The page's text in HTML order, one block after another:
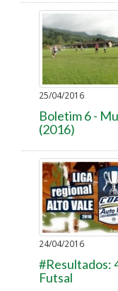
25/04/2016
Boletim 6 -
(2016)
24/04/2016
#Resultados:
Futsal